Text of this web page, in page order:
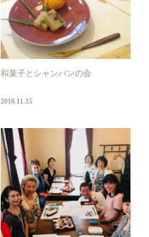
和菓子とシャンパンの会
2018.11.15